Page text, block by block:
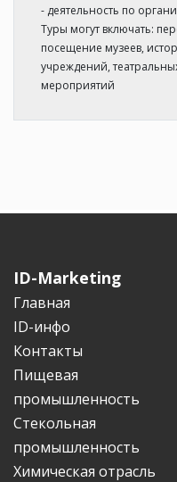
- деятельность по
Туры могут включать:
посещение музеев,
учреждений,
мероприятий
ID-Marketing
Главная
ID-инфо
Контакты
Пищевая
промышленность
Стекольная
промышленность
Химическая отрасль